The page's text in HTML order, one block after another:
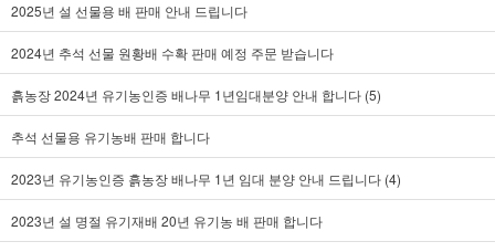
2025년 설 선물용 배 판매 안내 드립니다
2024년 추석 선물 원황배 수확 판매 예정 주문 받습니다
흙농장 2024년 유기농인증 배나무 1년임대분양 안내 합니다 (5)
추석 선물용 유기농배 판매 합니다
2023년 유기농인증 흙농장 배나무 1년 임대 분양 안내 드립니다 (4)
2023년 설 명절 유기재배 20년 유기농 배 판매 합니다